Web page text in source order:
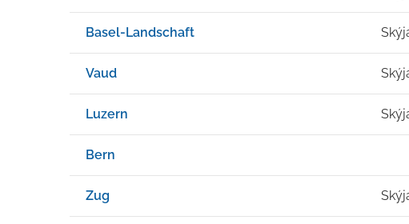
Basel-Landschaft
Vaud
Luzern
Bern
Zug